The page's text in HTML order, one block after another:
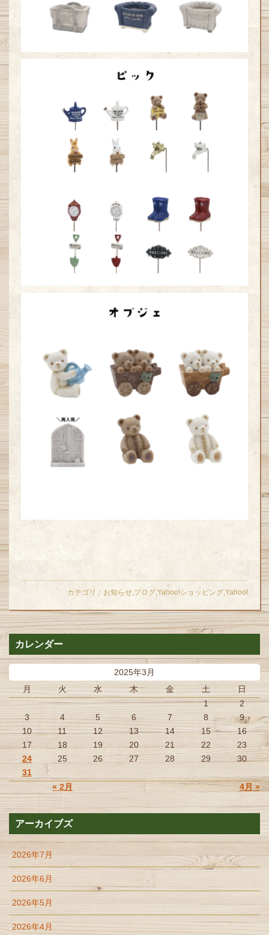
カテゴリ： お知らせ ブログ Yahoo!ショッピング Yahoo!
カレンダー
2025年3月
月
火 水 木 金 土 日
« 2月 4月 »
1
2
3
4 5 6 7 8
9
10
11 12 13 14 15
16
17
18 19 20 21 22
23
24
25 26 27 28 29
30
31
アーカイブズ
2026年7月
2026年6月
2026年5月
2026年4月